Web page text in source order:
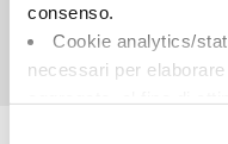
consenso.
Cookie analytics/
necessari per
Share: